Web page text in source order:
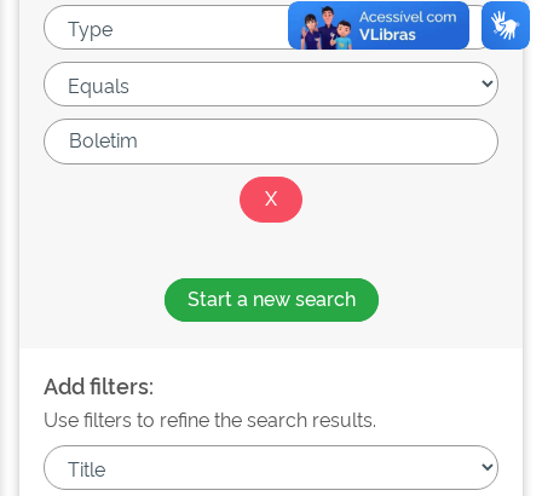
Start a new search
Add filters:
Use filters to refine the search results.